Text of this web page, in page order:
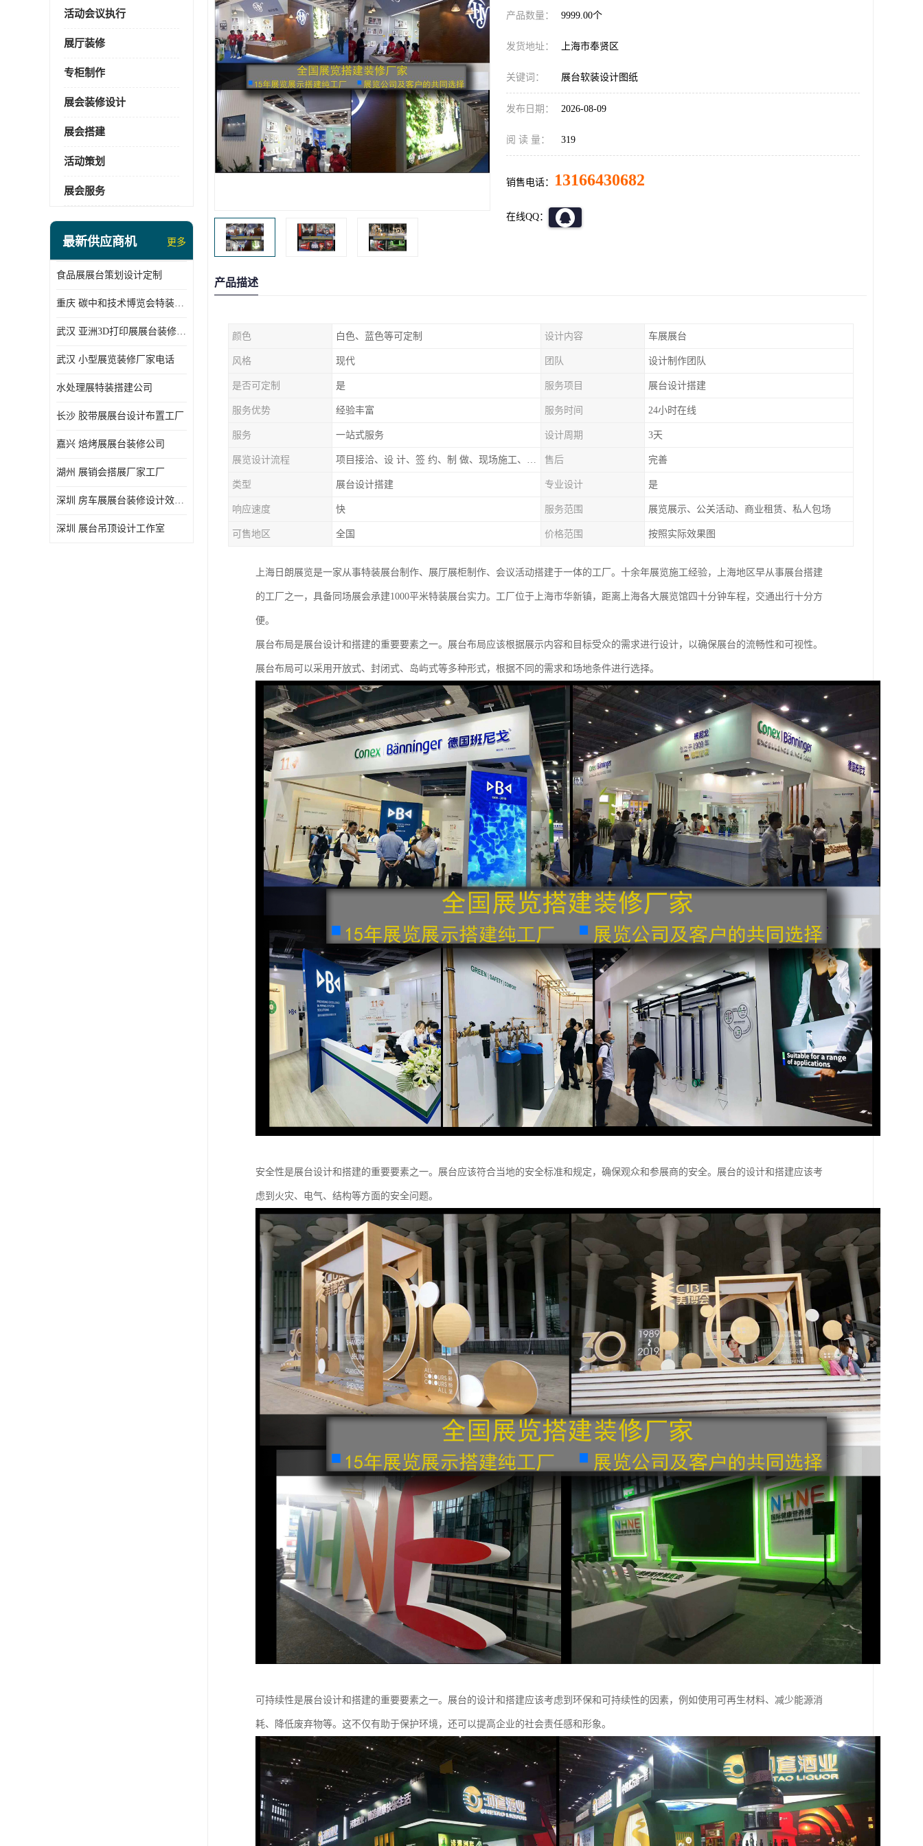
活动会议执行
展厅装修
专柜制作
展会装修设计
展会搭建
活动策划
展会服务
最新供应商机 更多
食品展展台策划设计定制
重庆 碳中和技术博览会特装展台搭建供应商
武汉 亚洲3D打印展展台装修定制
武汉 小型展览装修厂家电话
水处理展特装搭建公司
长沙 胶带展展台设计布置工厂
嘉兴 焙烤展展台装修公司
湖州 展销会搭展厂家工厂
深圳 房车展展台装修设计效果图
深圳 展台吊顶设计工作室
产品数量： 9999.00个
发货地址： 上海市奉贤区
关键词： 展台软装设计图纸
发布日期： 2026-08-09
阅 读 量： 319
销售电话： 13166430682
在线QQ：
产品描述
颜色 白色、蓝色等可定制 设计内容 车展展台
风格 现代 团队 设计制作团队
是否可定制 是 服务项目 展台设计搭建
服务优势 经验丰富 服务时间 24小时在线
服务 一站式服务 设计周期 3天
展览设计流程 项目接洽、设 计、签 约、制 做、现场施工、展期服务、后续跟踪 售后 完善
类型 展台设计搭建 专业设计 是
响应速度 快 服务范围 展览展示、公关活动、商业租赁、私人包场
可售地区 全国 价格范围 按照实际效果图
上海日朗展览是一家从事特装展台制作、展厅展柜制作、会议活动搭建于一体的工厂。十余年展览施工经验，上海地区早从事展台搭建
的工厂之一，具备同场展会承建1000平米特装展台实力。工厂位于上海市华新镇，距离上海各大展览馆四十分钟车程，交通出行十分方
便。
展台布局是展台设计和搭建的重要要素之一。展台布局应该根据展示内容和目标受众的需求进行设计，以确保展台的流畅性和可视性。
展台布局可以采用开放式、封闭式、岛屿式等多种形式，根据不同的需求和场地条件进行选择。
安全性是展台设计和搭建的重要要素之一。展台应该符合当地的安全标准和规定，确保观众和参展商的安全。展台的设计和搭建应该考
虑到火灾、电气、结构等方面的安全问题。
可持续性是展台设计和搭建的重要要素之一。展台的设计和搭建应该考虑到环保和可持续性的因素，例如使用可再生材料、减少能源消
耗、降低废弃物等。这不仅有助于保护环境，还可以提高企业的社会责任感和形象。